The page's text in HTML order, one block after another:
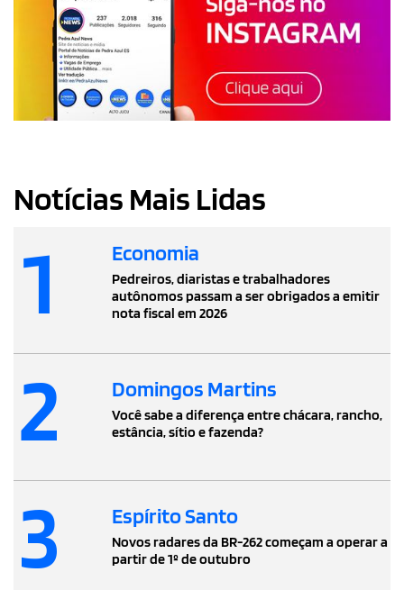
Notícias Mais Lidas
1 Economia
Pedreiros, diaristas e trabalhadores
autônomos passam a ser obrigados a emitir
nota fiscal em 2026
2 Domingos Martins
Você sabe a diferença entre chácara, rancho,
estância, sítio e fazenda?
3 Espírito Santo
Novos radares da BR-262 começam a operar a
partir de 1º de outubro